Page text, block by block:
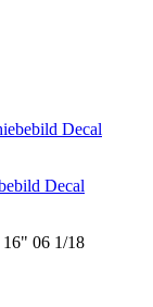
Decal
16" 06 1/18